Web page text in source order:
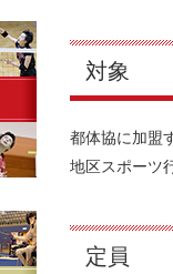
対象
都体協に加盟
地区スポーツ
定員